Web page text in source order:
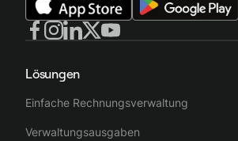
Lösungen
Einfache Rechnungsverwaltung
Verwaltungsausgaben